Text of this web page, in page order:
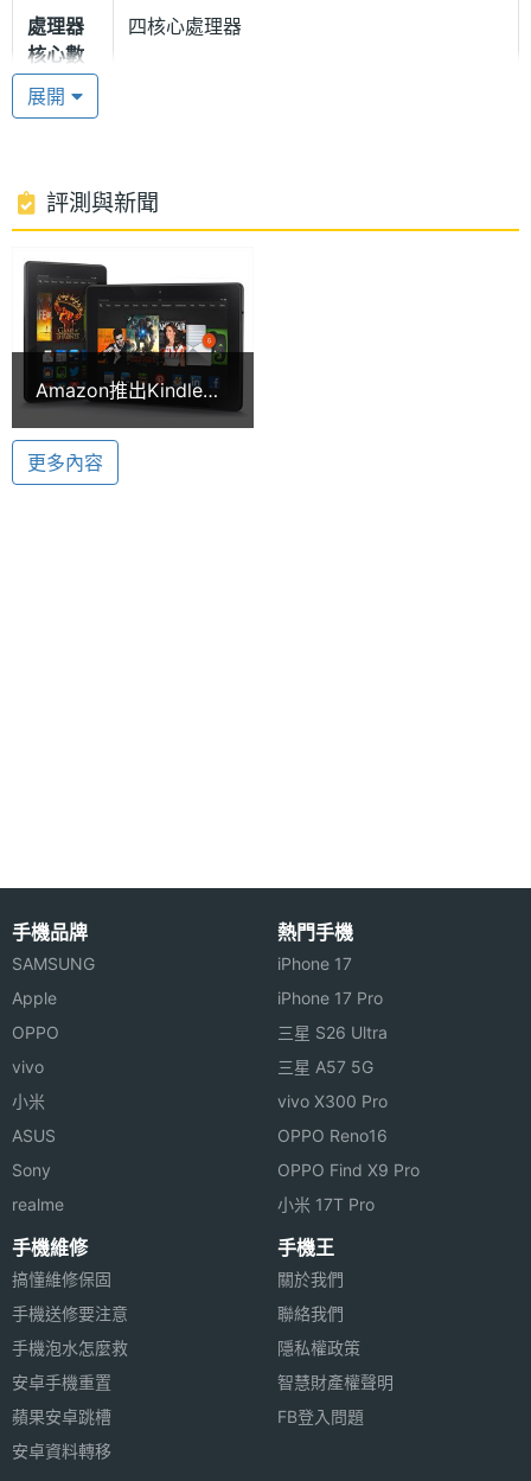
Android 4.2 + Fire OS 3.0 作業系統
Amazon Kindle Fire HDX 8.9" 採用的是以 Android
4.2 作業系統為基礎的 Fire OS 3.0，並新增了一項名
快速解決問題。
Amazon Kindle Fire HDX 8.9" 功能特色
◎ 7 吋觸控螢幕、2,560 x 1,600pixels 螢幕解析度
◎ 採用 Android 4.2 Jelly Bean + Fire OS 3.0 作業
處理器
核心數
四核心處理器
RAM記
ROM儲
存空間
16 GB
顯示螢幕
主螢幕
尺寸
8.9 吋
主螢幕
解析度
2560*1600 pixels
機身長
機身寬
度
機身厚
機身重
量
傳輸埠
機身顏
色
操作介
展開
評測與新聞
Amazon推出Kindle
Fire HDX 最便宜不用
七千
更多內容
手機品牌
SAMSUNG
Apple
OPPO
vivo
小米
ASUS
Sony
realme
熱門手機
iPhone 17
iPhone 17 Pro
三星 S26 Ultra
三星 A57 5G
vivo X300 Pro
OPPO Reno16
OPPO Find X9 Pro
小米 17T Pro
手機維修
搞懂維修保固
手機送修要注意
手機泡水怎麼救
安卓手機重置
蘋果安卓跳槽
安卓資料轉移
手機王
關於我們
聯絡我們
隱私權政策
智慧財產權聲明
FB登入問題